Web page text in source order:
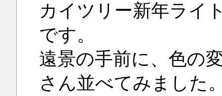
カイツリー新年ライ
です。
遠景の手前に、色の
さん並べてみました